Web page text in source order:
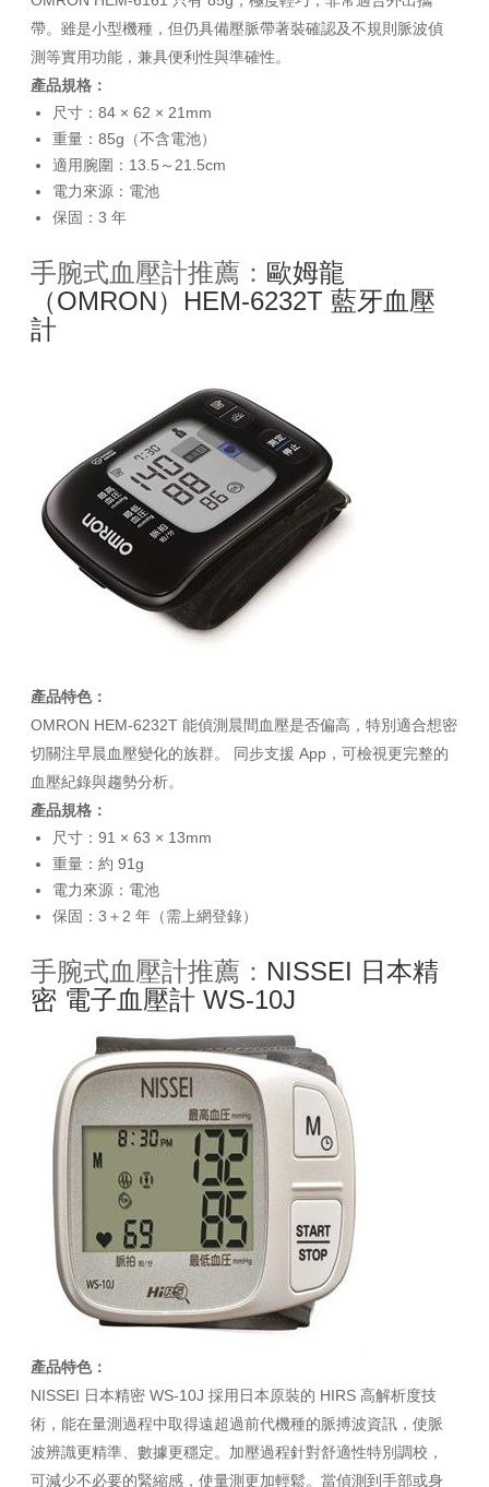
帶。雖是小型機種，但仍具備壓脈帶著裝確認及不規則脈波偵
測等實用功能，兼具便利性與準確性。
產品規格：
尺寸：84 × 62 × 21mm
重量：85g（不含電池）
適用腕圍：13.5～21.5cm
電力來源：電池
保固：3 年
手腕式血壓計推薦： 歐姆龍
（OMRON）HEM-6232T 藍牙血壓
計
產品特色：
OMRON HEM-6232T 能偵測晨間血壓是否偏高，特別適合想密
切關注早晨血壓變化的族群。 同步支援 App，可檢視更完整的
血壓紀錄與趨勢分析。
產品規格：
尺寸：91 × 63 × 13mm
重量：約 91g
電力來源：電池
保固：3＋2 年（需上網登錄）
手腕式血壓計推薦： NISSEI 日本精
密 電子血壓計 WS-10J
產品特色：
NISSEI 日本精密 WS-10J 採用日本原裝的 HIRS 高解析度技
術，能在量測過程中取得遠超過前代機種的脈搏波資訊，使脈
波辨識更精準、數據更穩定。加壓過程針對舒適性特別調校，
可減少不必要的緊縮感，使量測更加輕鬆。當偵測到手部或身